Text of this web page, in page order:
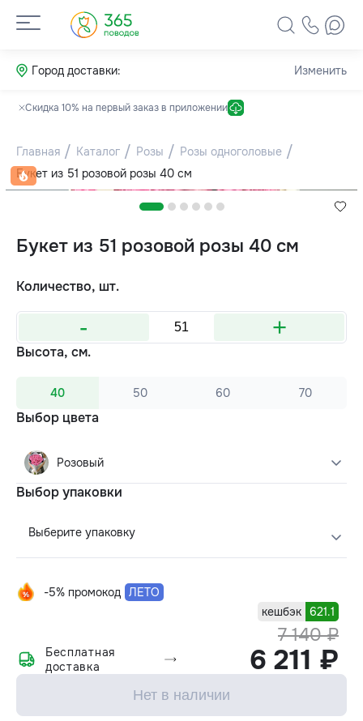
Город доставки: Изменить
Скидка 10% на первый заказ в приложении
Главная Каталог Розы
Розы одноголовые
Букет из 51 розовой розы 40 см
Букет из 51 розовой розы 40 см
Количество, шт.
- +
Высота, см.
40 50 60 70
Выбор цвета
Розовый
Выбор упаковки
Выберите упаковку
-5% промокод ЛЕТО
кешбэк 621.1
7 140 ₽
6 211 ₽
Бесплатная
доставка
Нет в наличии